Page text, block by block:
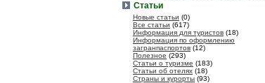
Статьи
Новые статьи (0)
Все статьи (617)
Информация для туристов (18)
Информация по оформлению
загранпаспортов (12)
Полезное (293)
Статьи о туризме (183)
Статьи об отелях (18)
Страны и курорты (93)